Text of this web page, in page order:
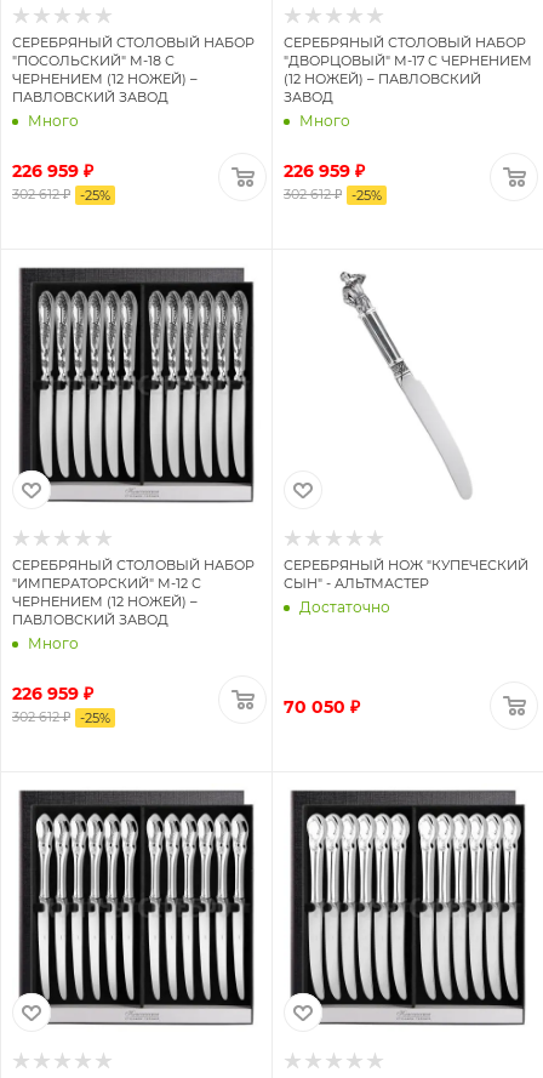
СЕРЕБРЯНЫЙ СТОЛОВЫЙ НАБОР
"ПОСОЛЬСКИЙ" М-18 С
ЧЕРНЕНИЕМ (12 НОЖЕЙ) –
ПАВЛОВСКИЙ ЗАВОД
Много
226 959 ₽
302 612 ₽ -25%
СЕРЕБРЯНЫЙ СТОЛОВЫЙ НАБОР
"ДВОРЦОВЫЙ" М-17 С ЧЕРНЕНИЕМ
(12 НОЖЕЙ) – ПАВЛОВСКИЙ
ЗАВОД
Много
226 959 ₽
302 612 ₽ -25%
СЕРЕБРЯНЫЙ СТОЛОВЫЙ НАБОР
"ИМПЕРАТОРСКИЙ" М-12 С
ЧЕРНЕНИЕМ (12 НОЖЕЙ) –
ПАВЛОВСКИЙ ЗАВОД
Много
226 959 ₽
302 612 ₽ -25%
СЕРЕБРЯНЫЙ НОЖ "КУПЕЧЕСКИЙ
СЫН" - АЛЬТМАСТЕР
Достаточно
70 050 ₽